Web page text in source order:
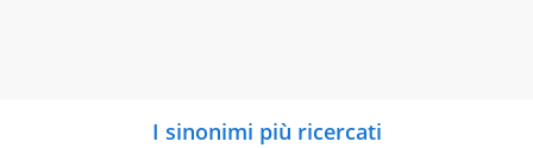
I sinonimi più ricercati